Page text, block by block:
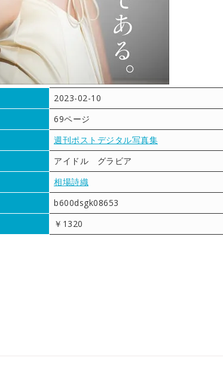
2023-02-10
69ページ
週刊ポストデジタル写真集
アイドル グラビア
相場詩織
b600dsgk08653
￥1320